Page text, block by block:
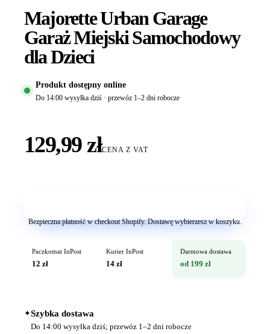
Majorette Urban Garage
Garaż Miejski Samochodowy
dla Dzieci
Produkt dostępny online
Do 14:00 wysyłka dziś · przewóz 1–2 dni robocze
129,99 złCENA Z VAT
Bezpieczna płatność w checkout Shopify. Dostawę wybierzesz w koszyku.
Paczkomat InPost
12 zł
Kurier InPost
14 zł
Darmowa dostawa
od 199 zł
✦Szybka dostawa
Do 14:00 wysyłka dziś; przewóz 1–2 dni robocze